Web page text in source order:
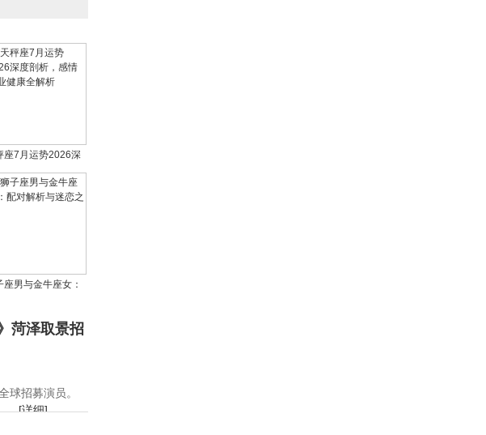
座7月运势2026深
析，感情事业健康
析
座男与金牛座女：
菏泽取景招
球招募演员。
...[详细]